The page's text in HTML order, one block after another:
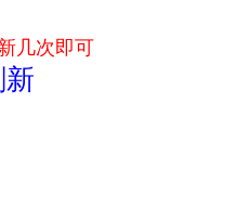
几次即可
新